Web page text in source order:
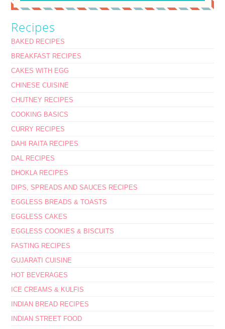
Recipes
BAKED RECIPES
BREAKFAST RECIPES
CAKES WITH EGG
CHINESE CUISINE
CHUTNEY RECIPES
COOKING BASICS
CURRY RECIPES
DAHI RAITA RECIPES
DAL RECIPES
DHOKLA RECIPES
DIPS, SPREADS AND SAUCES RECIPES
EGGLESS BREADS & TOASTS
EGGLESS CAKES
EGGLESS COOKIES & BISCUITS
FASTING RECIPES
GUJARATI CUISINE
HOT BEVERAGES
ICE CREAMS & KULFIS
INDIAN BREAD RECIPES
INDIAN STREET FOOD